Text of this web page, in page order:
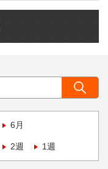
6月
2週 1週